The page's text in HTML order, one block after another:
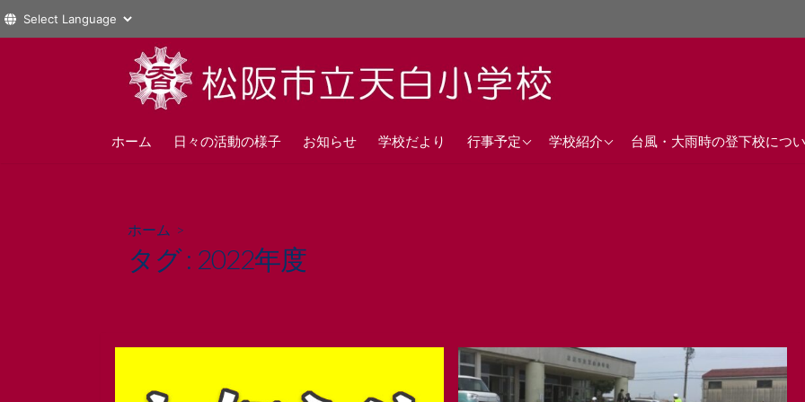
ホーム 日々の活動の様子 お知らせ 学校だより 行事予定
直近の行事予定学校紹介
沿革
台風・大雨時の登下校につ
ホーム >
タグ : 2022年度